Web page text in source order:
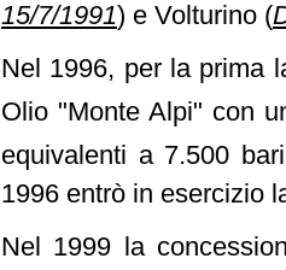
15/7/1991) e Volturino (
Nel 1996, per la prima
Olio "Monte Alpi" con
equivalenti a 7.500
1996 entrò in esercizio
Nel 1999 la